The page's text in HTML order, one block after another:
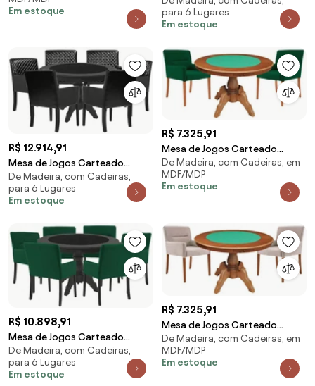
Cadeiras Liverpool PU Sintético
Preto Matelassê G36 G15 -
Em estoque
Reversível Preto com 6
Cadeiras Vicenza Nude G36 G15
para 6 Lugares
Em estoque
R$ 12.914,91
Mesa de Jogos Carteado
Montreal Redonda Tampo
Reversível Preto com 6
Cadeiras Liverpool Corino
Gran Belo
De Madeira, com Cadeiras,
para 6 Lugares
Em estoque
R$ 7.325,91
Mesa de Jogos Carteado
Redonda Montreal Tampo
Reversível Amêndoa com 2
Cadeiras Vicenza Verde G36
De Madeira, com Cadeiras, em
MDF/MDP
Em estoque
R$ 10.898,91
Mesa de Jogos Carteado
Montreal Redonda Tampo
Reversível Preto com 6
Cadeiras Vicenza Verde G36
De Madeira, com Cadeiras,
para 6 Lugares
Em estoque
R$ 7.325,91
Mesa de Jogos Carteado
Redonda Montreal Tampo
Reversível Amêndoa com 2
Cadeiras Vicenza Nude G36 G15
De Madeira, com Cadeiras, em
MDF/MDP
Em estoque